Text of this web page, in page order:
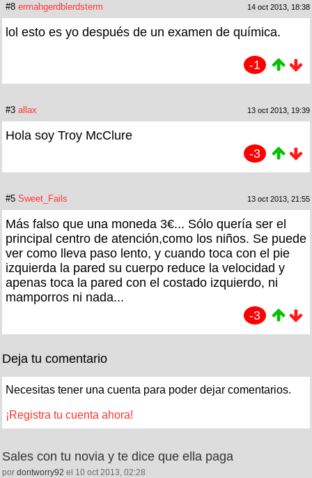
#8 ermahgerdblerdsterm 14 oct 2013, 18:38
lol esto es yo después de un examen de química.
-1
#3 allax 13 oct 2013, 19:39
Hola soy Troy McClure
-3
#5 Sweet_Fails 13 oct 2013, 21:55
Más falso que una moneda 3€... Sólo quería ser el
principal centro de atención,como los niños. Se puede
ver como lleva paso lento, y cuando toca con el pie
izquierda la pared su cuerpo reduce la velocidad y
apenas toca la pared con el costado izquierdo, ni
mamporros ni nada...
-3
Deja tu comentario
Necesitas tener una cuenta para poder dejar comentarios.
¡Registra tu cuenta ahora!
Sales con tu novia y te dice que ella paga
por dontworry92 el 10 oct 2013, 02:28